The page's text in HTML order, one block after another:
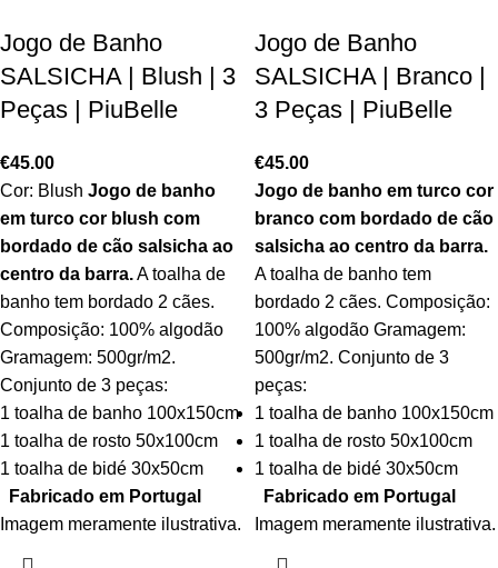
Jogo de Banho
SALSICHA | Blush | 3
Peças | PiuBelle
€45.00
Cor: Blush Jogo de banho
em turco cor blush com
bordado de cão salsicha ao
centro da barra.A toalha de
banho tem bordado 2 cães.
Composição: 100% algodão
Gramagem: 500gr/m2.
Conjunto de 3 peças:
1 toalha de banho 100x150cm
1 toalha de rosto 50x100cm
1 toalha de bidé 30x50cm
Fabricado em Portugal
Imagem meramente ilustrativa.
Jogo de Banho
SALSICHA | Branco |
3 Peças | PiuBelle
€45.00
Jogo de banho em turco cor
branco com bordado de cão
salsicha ao centro da barra.
A toalha de banho tem
bordado 2 cães. Composição:
100% algodão Gramagem:
500gr/m2. Conjunto de 3
peças:
1 toalha de banho 100x150cm
1 toalha de rosto 50x100cm
1 toalha de bidé 30x50cm
Fabricado em Portugal
Imagem meramente ilustrativa.